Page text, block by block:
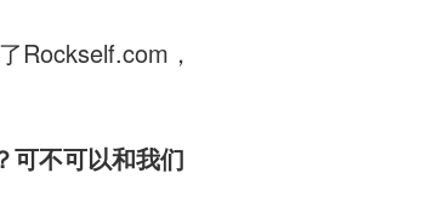
Rockself.com，
可不可以和我们